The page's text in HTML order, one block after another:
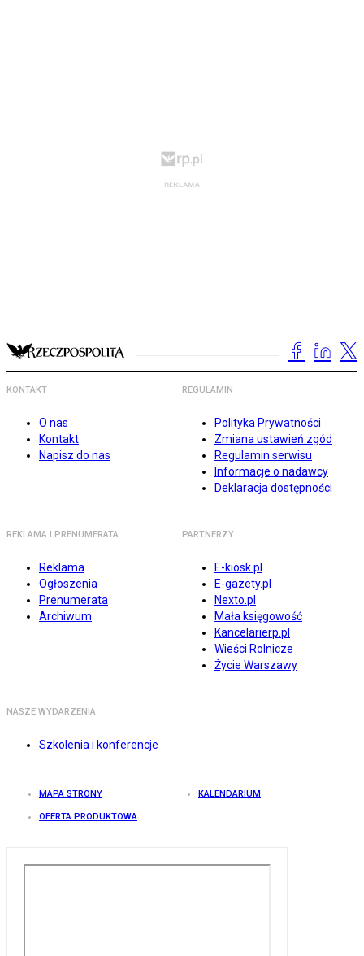
KONTAKT
O nas
Kontakt
Napisz do nas
REGULAMIN
Polityka Prywatności
Zmiana ustawień zgód
Regulamin serwisu
Informacje o nadawcy
Deklaracja dostępności
REKLAMA I PRENUMERATA
Reklama
Ogłoszenia
Prenumerata
Archiwum
PARTNERZY
E-kiosk.pl
E-gazety.pl
Nexto.pl
Mała księgowość
Kancelarierp.pl
Wieści Rolnicze
Życie Warszawy
NASZE WYDARZENIA
Szkolenia i konferencje
MAPA STRONY KALENDARIUM
OFERTA PRODUKTOWA